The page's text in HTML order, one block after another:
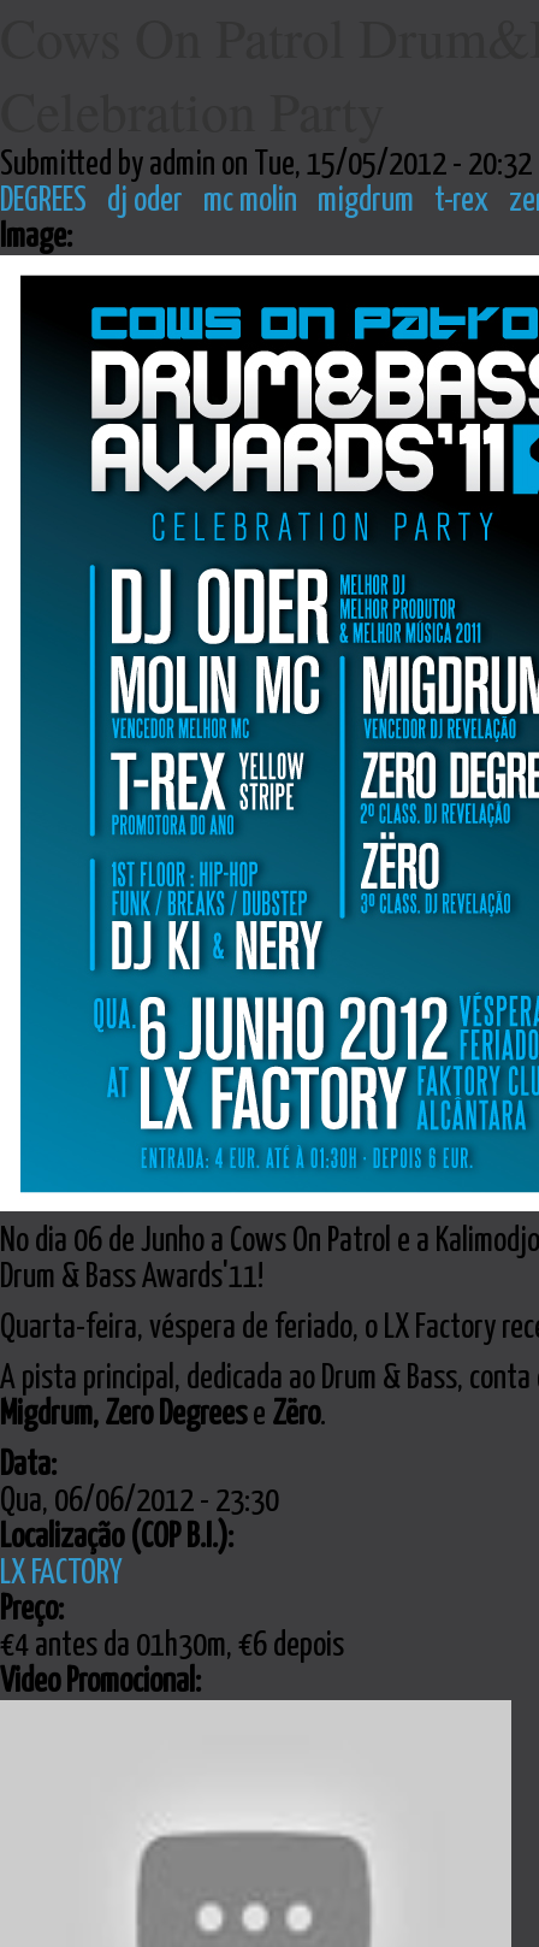
Submitted by admin on Tue, 15/05/2012 - 20:32
DEGREES
dj oder mc molin migdrum t-rex
Image:
No dia 06 de Junho a Cows On Patrol e a
Drum & Bass Awards'11!
Quarta-feira, véspera de feriado, o LX Factory
A pista principal, dedicada ao Drum & Bass,
Migdrum, Zero Degreese Zëro.
Data:
Qua, 06/06/2012 - 23:30
Localização (COP B.I.):
LX FACTORY
Preço:
€4 antes da 01h30m, €6 depois
Video Promocional: